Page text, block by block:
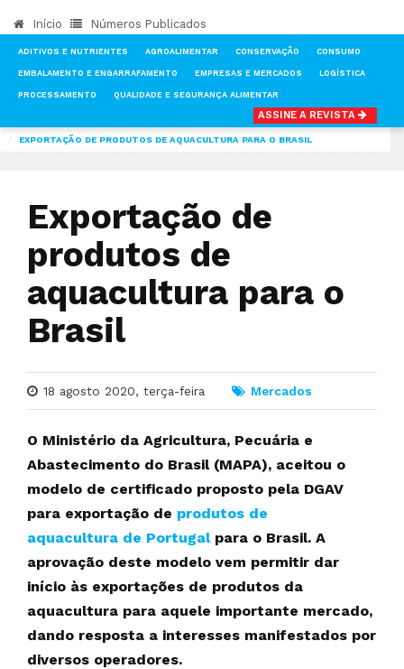
Início Números Publicados
ADITIVOS E NUTRIENTES AGROALIMENTAR CONSERVAÇÃO CONSUMO
EMBALAMENTO E ENGARRAFAMENTO EMPRESAS E MERCADOS LOGÍSTICA
PROCESSAMENTO QUALIDADE E SEGURANÇA ALIMENTAR
ASSINE A REVISTA
EXPORTAÇÃO DE PRODUTOS DE AQUACULTURA PARA O BRASIL
Exportação de
produtos de
aquacultura para o
Brasil
18 agosto 2020, terça-feira Mercados
O Ministério da Agricultura, Pecuária e
Abastecimento do Brasil (MAPA), aceitou o
modelo de certificado proposto pela DGAV
para exportação de produtos de
aquacultura de Portugalpara o Brasil. A
aprovação deste modelo vem permitir dar
início às exportações de produtos da
aquacultura para aquele importante mercado,
dando resposta a interesses manifestados por
diversos operadores.